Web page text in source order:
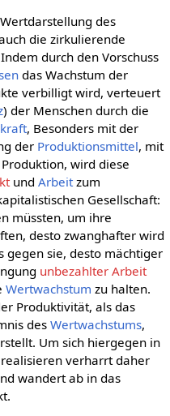
des
die zirkulierende
durch den Vorschuss
das Wachstum der
verbilligt wird, verteuert
) der Menschen durch die
, Besonders mit der
der Produktionsmittel, mit
wird diese
und Arbeitzum
Gesellschaft:
müssten, um ihre
desto zwanghafter wird
gegen sie, desto mächtiger
unbezahlter Arbeit
Wertwachstum zu halten.
Produktivität, als das
des Wertwachstums,
Um sich hiergegen in
verharrt daher
wandert ab in das